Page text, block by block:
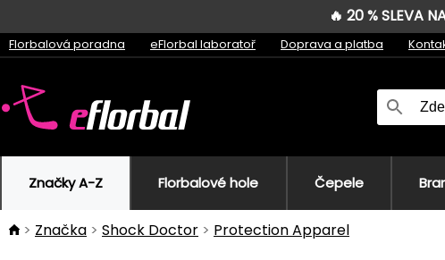
🔥 20 % SLEVA
Florbalová poradna eFlorbal laboratoř Doprava a platba
Značky A-Z Florbalové hole Čepele
Značka Shock Doctor Protection Apparel